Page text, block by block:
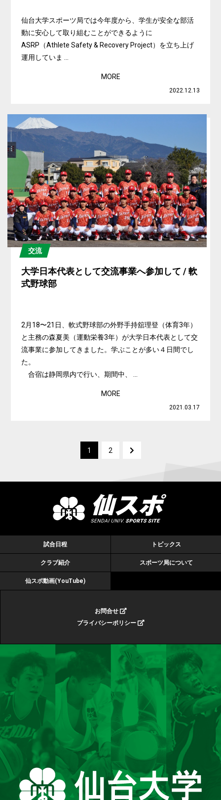
仙台大学スポーツ局では今年度から、学生が安全な部活
動に安心して取り組むことができるように
ASRP（Athlete Safety & Recovery Project）を立ち上げ
運用していま ...
MORE
2022.12.13
交流
大学日本代表として交流事業へ参加して / 軟
式野球部
2月18〜21日、軟式野球部の外野手持舘理登（体育3年）
と主務の森夏美（運動栄養3年）が大学日本代表として交
流事業に参加してきました。学ぶことが多い４日間でし
た。
合宿は静岡県内で行い、期間中、 ...
MORE
2021.03.17
1 2
試合日程 トピックス
クラブ紹介 スポーツ局について
仙スポ動画(YouTube)
お問合せ
プライバシーポリシー